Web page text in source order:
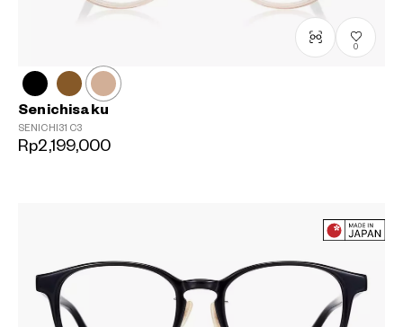
0
Senichisaku
SENICHI31 C3
Rp2,199,000